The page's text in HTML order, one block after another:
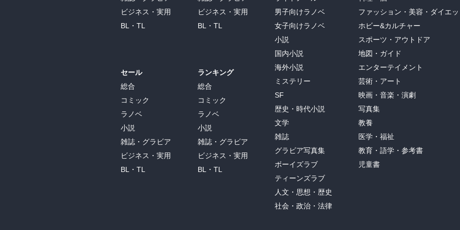
ビジネス・実用
BL・TL
セール
総合
コミック
ラノベ
小説
雑誌・グラビア
ビジネス・実用
BL・TL
ビジネス・実用
BL・TL
ランキング
総合
コミック
ラノベ
小説
雑誌・グラビア
ビジネス・実用
BL・TL
男子向けラノベ
女子向けラノベ
小説
国内小説
海外小説
ミステリー
SF
歴史・時代小説
文学
雑誌
グラビア写真集
ボーイズラブ
ティーンズラブ
人文・思想・歴史
社会・政治・法律
ファッション・美容・ダイエ
ホビー&カルチャー
スポーツ・アウトドア
地図・ガイド
エンターテイメント
芸術・アート
映画・音楽・演劇
写真集
教養
医学・福祉
教育・語学・参考書
児童書